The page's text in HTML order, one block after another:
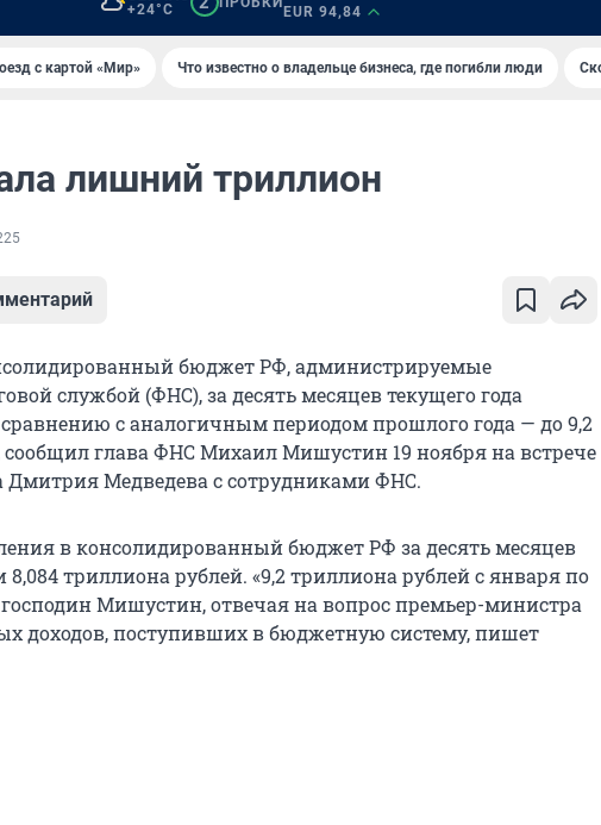
+24°C
EUR 94,84
с картой «Мир» Что известно о владельце бизнеса, где погибли люди
лишний триллион
бюджет РФ, администрируемые
службой (ФНС), за десять месяцев текущего года
сравнению с аналогичным периодом прошлого года — до 9,2
сообщил глава ФНС Михаил Мишустин 19 ноября на встрече
Дмитрия Медведева с сотрудниками ФНС.
в консолидированный бюджет РФ за десять месяцев
8,084 триллиона рублей. «9,2 триллиона рублей с января по
господин Мишустин, отвечая на вопрос премьер-министра
доходов, поступивших в бюджетную систему, пишет